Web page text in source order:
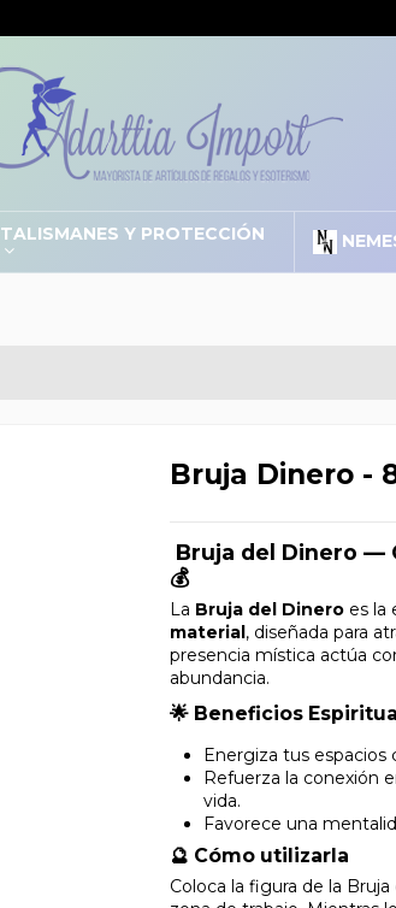
TALISMANES Y PROTECCIÓN
Bruja Dinero -
Bruja del Dinero —
💰
La Bruja del Dinero es la
material, diseñada para
presencia mística actúa
abundancia.
🌟 Beneficios
Energiza tus espacios
Refuerza la conexión
vida.
Favorece una
🔮 Cómo utilizarla
Coloca la figura de la